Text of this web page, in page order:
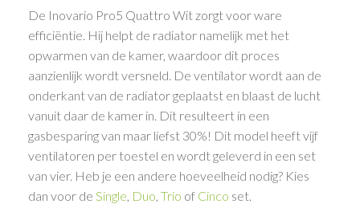
De Inovario Pro5 Quattro Wit zorgt voor ware
efficiëntie. Hij helpt de radiator namelijk met het
opwarmen van de kamer, waardoor dit proces
aanzienlijk wordt versneld. De ventilator wordt aan de
onderkant van de radiator geplaatst en blaast de lucht
vanuit daar de kamer in. Dit resulteert in een
gasbesparing van maar liefst 30%! Dit model heeft vijf
ventilatoren per toestel en wordt geleverd in een set
van vier. Heb je een andere hoeveelheid nodig? Kies
dan voor de Single Duo ,Trio of Cinco set.